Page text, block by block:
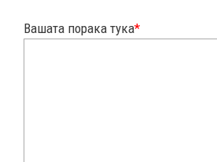
Вашата порака тука*